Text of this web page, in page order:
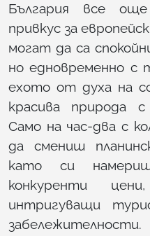
България все
привкус за
могат да са
но едновременно с
ехото от духа на
красива природа
Само на час-два с
да смениш
като си
конкуренти
интригуващи